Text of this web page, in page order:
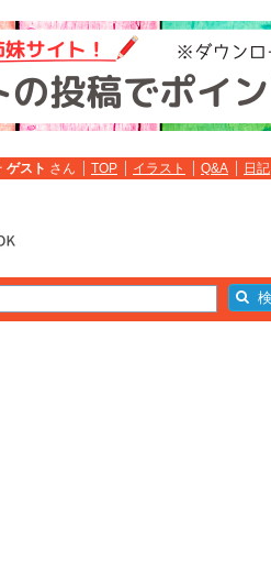
ゲスト さん TOP イラスト Q&A 日記